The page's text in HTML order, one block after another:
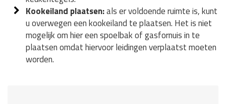
Kookeiland plaatsen:als er voldoende ruimte is, kunt
u overwegen een kookeiland te plaatsen. Het is niet
mogelijk om hier een spoelbak of gasfornuis in te
plaatsen omdat hiervoor leidingen verplaatst moeten
worden.